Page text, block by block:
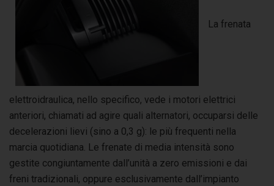
La frenata
elettroidraulica, nello specifico, vede i motori elettrici
anteriori, chiamati ad agire quali alternatori, occuparsi delle
decelerazioni lievi (sino a 0,3 g): le più frequenti nella
marcia quotidiana. Le frenate di media intensità sono
gestite congiuntamente dall’unità a zero emissioni e dai
freni tradizionali, oppure esclusivamente dall’impianto